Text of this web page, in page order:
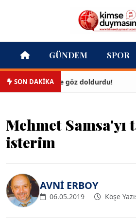
GÜNDEM SPOR
SON DAKİKA
bikinisiyle göz doldurdu! 3
Mehmet Samsa'yı
isterim
AVNİ ERBOY
06.05.2019 Köşe